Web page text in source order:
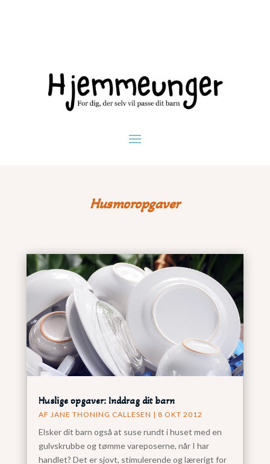
Husmoropgaver
Huslige opgaver: Inddrag dit barn
AF JANE THONING CALLESEN | 8 OKT 2012
Elsker dit barn også at suse rundt i huset med en
gulvskrubbe og tømme vareposerne, når I har
handlet? Det er sjovt, stimulerende og lærerigt for